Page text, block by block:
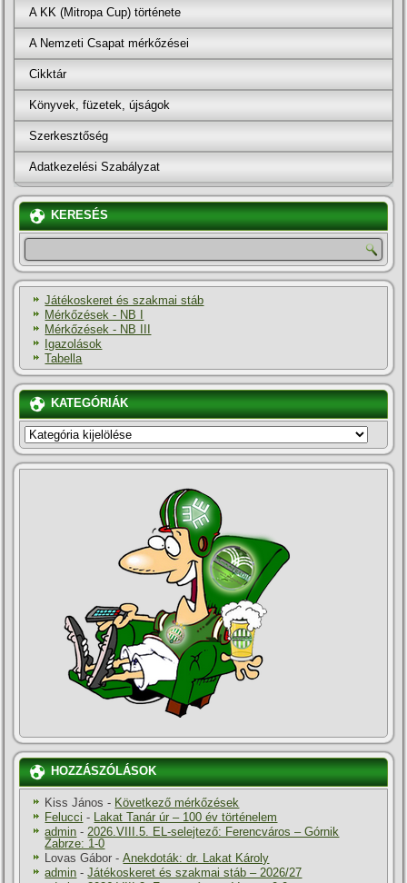
A KK (Mitropa Cup) története
A Nemzeti Csapat mérkőzései
Cikktár
Könyvek, füzetek, újságok
Szerkesztőség
Adatkezelési Szabályzat
KERESÉS
Játékoskeret és szakmai stáb
Mérkőzések - NB I
Mérkőzések - NB III
Igazolások
Tabella
KATEGÓRIÁK
KATEGÓRIÁK
HOZZÁSZÓLÁSOK
Kiss János - Következő mérkőzések
Felucci -
Lakat Tanár úr – 100 év történelem
admin - 2026.VIII.5. EL-selejtező: Ferencváros – Górnik
Zabrze: 1-0
Lovas Gábor -Anekdoták: dr. Lakat Károly
admin -Játékoskeret és szakmai stáb – 2026/27